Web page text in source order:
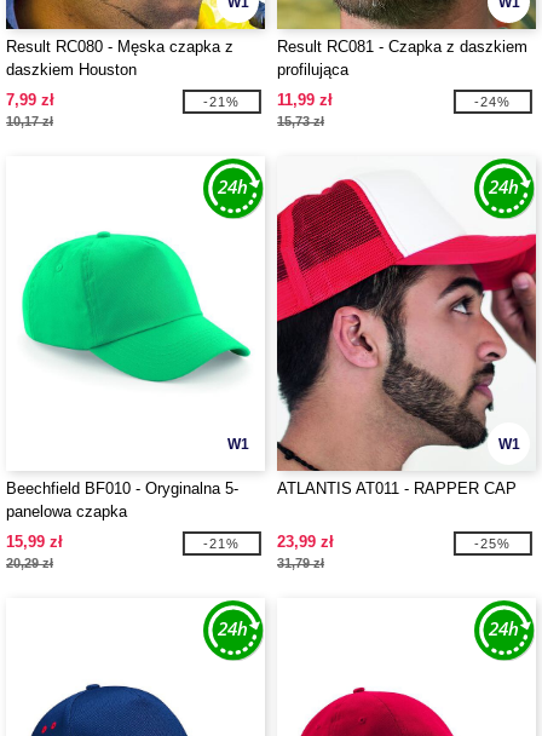
Result RC080 - Męska czapka z
daszkiem Houston
7,99 zł
10,17 zł
-21%
Result RC081 - Czapka z daszkiem
profilująca
11,99 zł
15,73 zł
-24%
W1
Beechfield BF010 - Oryginalna 5-
panelowa czapka
15,99 zł
20,29 zł
-21%
W1
ATLANTIS AT011 - RAPPER CAP
23,99 zł
31,79 zł
-25%